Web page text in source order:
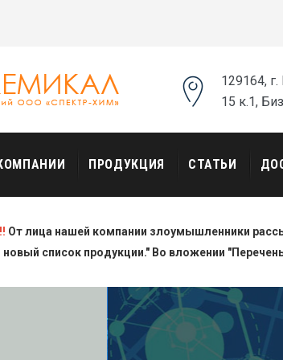
129164,
15 к.1,
ПРОДУКЦИЯ СТАТЬИ
От лица нашей компании злоумышленники
список продукции." Во вложении